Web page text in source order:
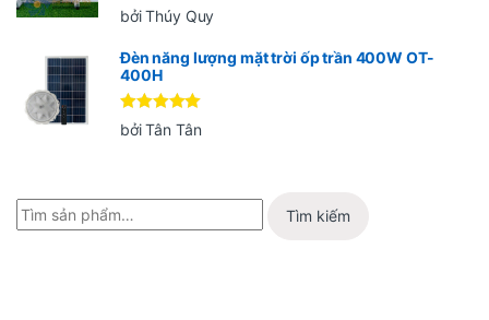
Được xếp
hạng 5 5
bởi Thúy Quy
Đèn năng lượng mặt trời ốp trần 400W OT-
400H
Được xếp
hạng 55
bởi Tân Tân
Tìm kiếm